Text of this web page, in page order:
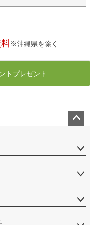
※沖縄県を除く
トプレゼント
ップ